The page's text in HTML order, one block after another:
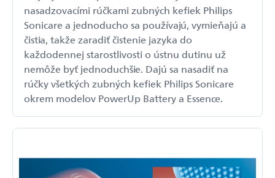
nasadzovacími rúčkami zubných kefiek Philips
Sonicare a jednoducho sa používajú, vymieňajú a
čistia, takže zaradiť čistenie jazyka do
každodennej starostlivosti o ústnu dutinu už
nemôže byť jednoduchšie. Dajú sa nasadiť na
rúčky všetkých zubných kefiek Philips Sonicare
okrem modelov PowerUp Battery a Essence.